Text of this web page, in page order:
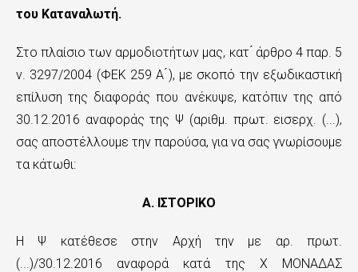
του Καταναλωτή.
Στο πλαίσιο των αρμοδιοτήτων μας, κατ ́ άρθρο 4 παρ. 5
ν. 3297/2004 (ΦΕΚ 259 Α ́), με σκοπό την εξωδικαστική
επίλυση της διαφοράς που ανέκυψε, κατόπιν της από
30.12.2016 αναφοράς της Ψ (αριθμ. πρωτ. εισερχ. (...),
σας αποστέλλουμε την παρούσα, για να σας γνωρίσουμε
τα κάτωθι:
Α. ΙΣΤΟΡΙΚΟ
Η Ψ κατέθεσε στην Αρχή την με αρ. πρωτ.
(...)/30.12.2016 αναφορά κατά της Χ ΜΟΝΑΔΑΣ